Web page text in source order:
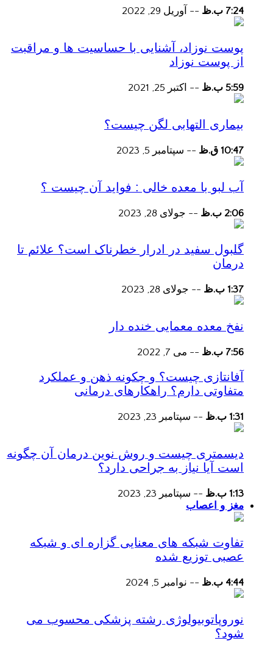
7:24 ب.ظ -- آوریل 29, 2022
پوست نوزاد، آشنایی با حساسیت ها و مراقبت
از پوست نوزاد
5:59 ب.ظ -- اکتبر 25, 2021
بیماری التهابی لگن چیست؟
10:47 ق.ظ -- سپتامبر 5, 2023
آب لبو با معده خالی : فواید آن چیست ؟
2:06 ب.ظ -- جولای 28, 2023
گلبول سفید در ادرار خطرناک است؟ علائم تا
درمان
1:37 ب.ظ -- جولای 28, 2023
نفخ معده معمایی خنده دار
7:56 ب.ظ -- می 7, 2022
آفانتازی چیست؟ و چکونه ذهن و عملکرد
متفاوتی دارم؟ راهکارهای درمانی
1:31 ب.ظ -- سپتامبر 23, 2023
دیسمتری چیست و روش نوین درمان آن چگونه
است آیا نیاز به جراحی دارد؟
1:13 ب.ظ -- سپتامبر 23, 2023
مغز و اعصاب
تفاوت شبکه های معنایی گزاره ای و شبکه
عصبی توزیع شده
4:44 ب.ظ -- نوامبر 5, 2024
نوروپاتوبیولوژی رشته پزشکی محسوب می
شود؟